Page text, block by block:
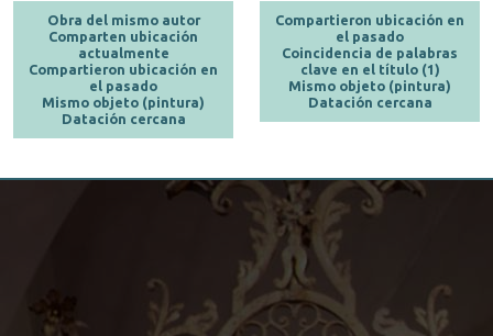
Obra del mismo autor
Comparten ubicación
actualmente
Compartieron ubicación en
el pasado
Mismo objeto (pintura)
Datación cercana
Compartieron ubicación en
el pasado
Coincidencia de palabras
clave en el título (1)
Mismo objeto (pintura)
Datación cercana